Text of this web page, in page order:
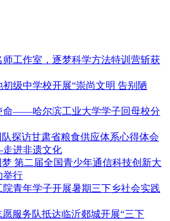
工作室，逐梦科学方法特训营斩获
级中学校开展“崇尚文明 告别陋
命——哈尔滨工业大学学子回母校分
探访甘肃省粮食供应体系心得体会
进非遗文化
第二届全国青少年通信科技创新大
举行
青年学子开展暑期三下乡社会实践
服务队抵达临沂郯城开展“三下